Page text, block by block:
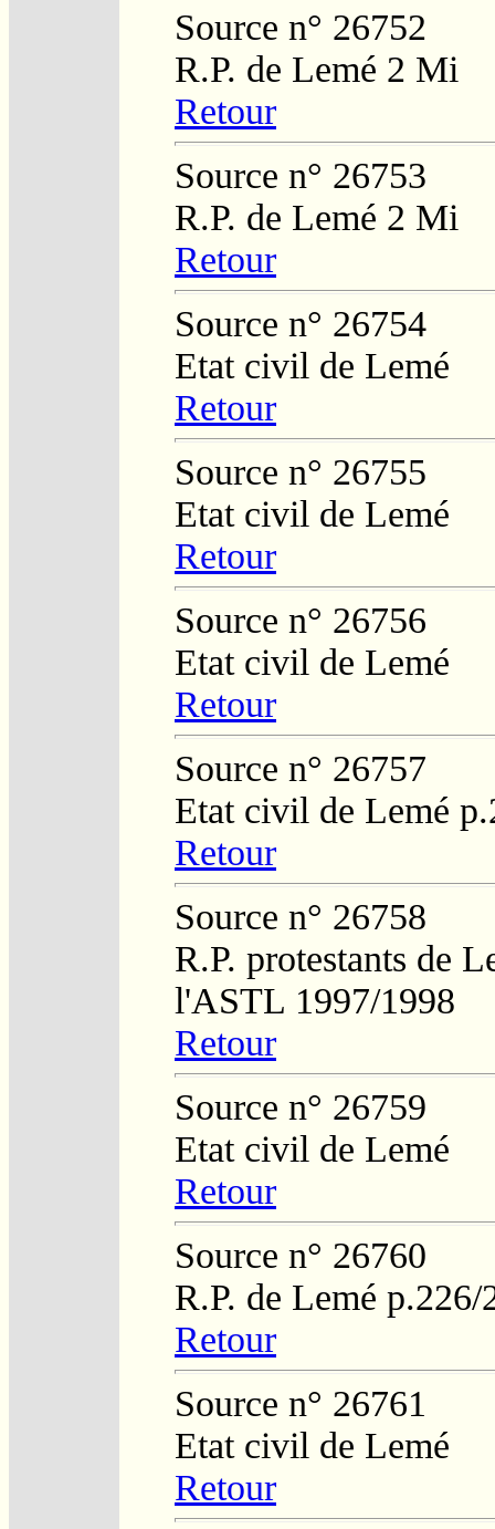
Source n° 26752
R.P. de Lemé 2 Mi
Retour
Source n° 26753
R.P. de Lemé 2 Mi
Retour
Source n° 26754
Etat civil de Lemé
Retour
Source n° 26755
Etat civil de Lemé
Retour
Source n° 26756
Etat civil de Lemé
Retour
Source n° 26757
Etat civil de Lemé
Retour
Source n° 26758
R.P. protestants de
l'ASTL 1997/1998
Retour
Source n° 26759
Etat civil de Lemé
Retour
Source n° 26760
R.P. de Lemé p.226/
Retour
Source n° 26761
Etat civil de Lemé
Retour